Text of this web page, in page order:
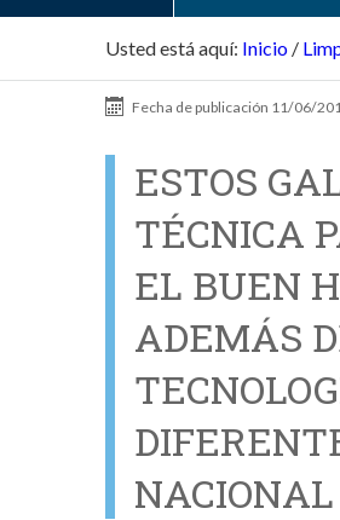
Usted está aquí: Inicio /
Fecha de publicación 11/06/
ESTOS
TÉCNICA
EL BUEN
ADEMÁS